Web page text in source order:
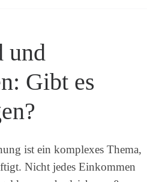
und
Gibt es
ist ein komplexes Thema,
Nicht jedes Einkommen